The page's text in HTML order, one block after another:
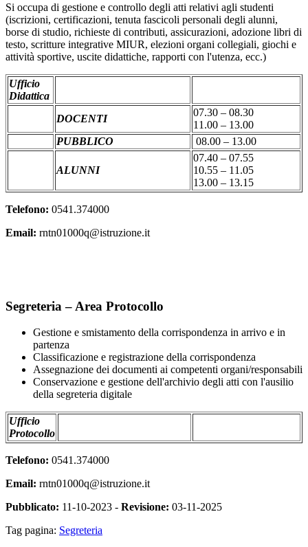
Si occupa di gestione e controllo degli atti relativi agli studenti
(iscrizioni, certificazioni, tenuta fascicoli personali degli alunni,
borse di studio, richieste di contributi, assicurazioni, adozione libri di
testo, scritture integrative MIUR, elezioni organi collegiali, giochi e
attività sportive, uscite didattiche, rapporti con l'utenza, ecc.)
Ufficio
Didattica
DOCENTI
07.30 – 08.30
11.00 – 13.00
PUBBLICO
08.00 – 13.00
ALUNNI
07.40 – 07.55
10.55 – 11.05
13.00 – 13.15
Telefono: 0541.374000
Email: rntn01000q@istruzione.it
Segreteria – Area Protocollo
Gestione e smistamento della corrispondenza in arrivo e in
partenza
Classificazione e registrazione della corrispondenza
Assegnazione dei documenti ai competenti organi/responsabili
Conservazione e gestione dell'archivio degli atti con l'ausilio
della segreteria digitale
Ufficio
Protocollo
Telefono: 0541.374000
Email: rntn01000q@istruzione.it
Pubblicato: 11-10-2023 - Revisione: 03-11-2025
Tag pagina: Segreteria